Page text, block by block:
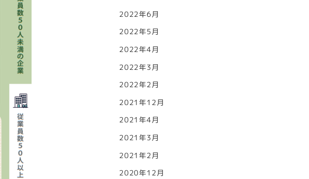
2022年6月
2022年5月
2022年4月
2022年3月
2022年2月
2021年12月
2021年4月
2021年3月
2021年2月
2020年12月